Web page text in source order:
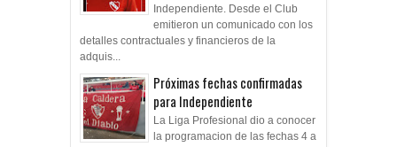
Independiente. Desde el Club
emitieron un comunicado con los
detalles contractuales y financieros de la
adquis...
Próximas fechas confirmadas
para Independiente
La Liga Profesional dio a conocer
la programacion de las fechas 4 a